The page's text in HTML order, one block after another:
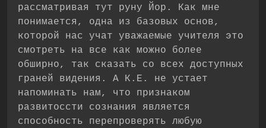
рассматривая тут руну Йор. Как мне
понимается, одна из базовых основ,
которой нас учат уважаемые учителя это
смотреть на все как можно более
обширно, так сказать со всех доступных
граней видения. А К.Е. не устает
напоминать нам, что признаком
развитоссти сознания является
способность перепроверять любую